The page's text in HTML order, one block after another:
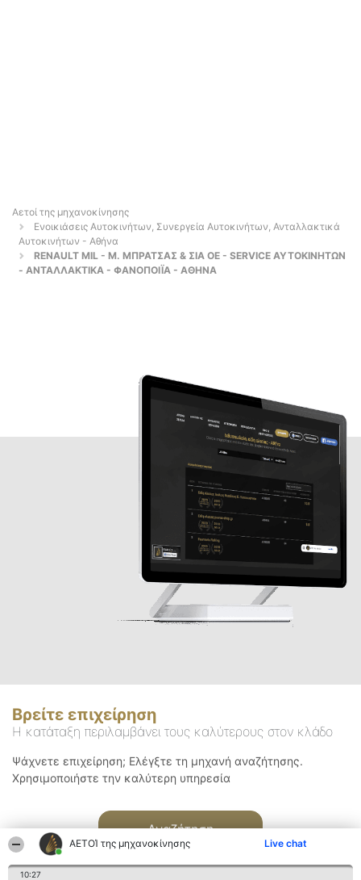
ΑΕΤΟΊ της μηχανοκίνησης Live chat
10:27
Αετοί της μηχανοκίνησης
Ενοικιάσεις Αυτοκινήτων, Συνεργεία Αυτοκινήτων, Ανταλλακτικά
Αυτοκινήτων - Αθήνα
RENAULT MIL - Μ. ΜΠΡΑΤΣΑΣ & ΣΙΑ ΟΕ - SERVICE ΑΥΤΟΚΙΝΗΤΩΝ
- ΑΝΤΑΛΛΑΚΤΙΚΑ - ΦΑΝΟΠΟΙΪΑ - ΑΘΗΝΑ
Βρείτε επιχείρηση
Η κατάταξη περιλαμβάνει τους καλύτερους στον κλάδο
Ψάχνετε επιχείρηση; Ελέγξτε τη μηχανή αναζήτησης.
Χρησιμοποιήστε την καλύτερη υπηρεσία
Αναζήτηση